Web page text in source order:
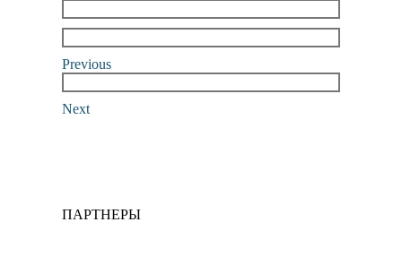
Previous
Next
ПАРТНЕРЫ